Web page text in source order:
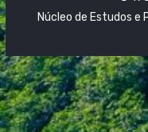
Núcleo de Estudos e